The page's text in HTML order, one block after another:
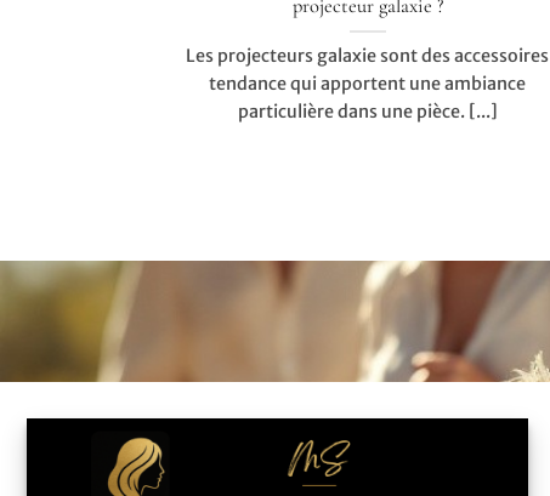
projecteur galaxie ?
Les projecteurs galaxie sont des accessoires
tendance qui apportent une ambiance
particulière dans une pièce. [...]